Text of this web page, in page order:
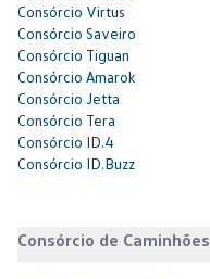
Consórcio Virtus
Consórcio Saveiro
Consórcio Tiguan
Consórcio Amarok
Consórcio Jetta
Consórcio Tera
Consórcio ID.4
Consórcio ID.Buzz
Consórcio de Caminhões